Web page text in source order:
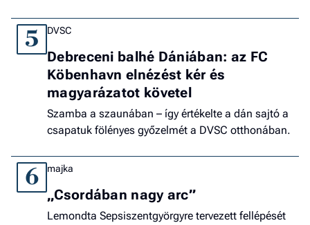
5 DVSC
Debreceni balhé Dániában: az FC
Köbenhavn elnézést kér és
magyarázatot követel
Szamba a szaunában – így értékelte a dán sajtó a
csapatuk fölényes győzelmét a DVSC otthonában.
6 majka
„Csordában nagy arc”
Lemondta Sepsiszentgyörgyre tervezett fellépését